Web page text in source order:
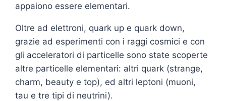
appaiono essere elementari.
Oltre ad elettroni, quark up e quark down,
grazie ad esperimenti con i raggi cosmici e con
gli acceleratori di particelle sono state scoperte
altre particelle elementari: altri quark (strange,
charm, beauty e top), ed altri leptoni (muoni,
tau e tre tipi di neutrini).